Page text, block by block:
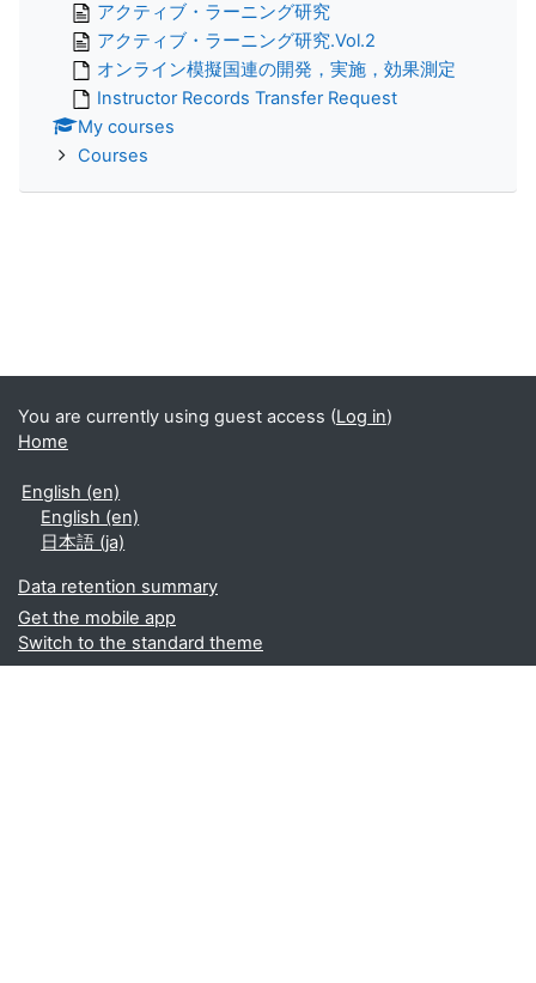
アクティブ・ラーニング研究
アクティブ・ラーニング研究.Vol.2
オンライン模擬国連の開発，実施，効果測定
Instructor Records Transfer Request
My courses
Courses
You are currently using guest access (Log in)
Home
English ‎(en)‎
English ‎(en)‎
日本語 ‎(ja)‎
Data retention summary
Get the mobile app
Switch to the standard theme